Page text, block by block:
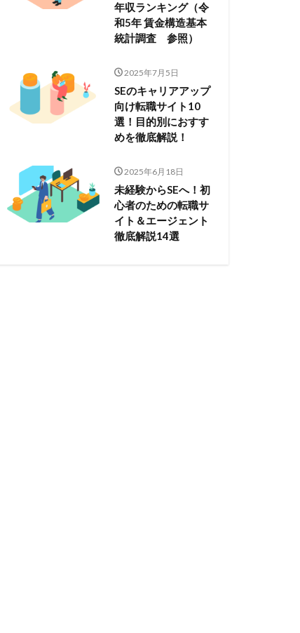
年収ランキング（令
和5年 賃金構造基本
統計調査 参照）
2025年7月5日
SEのキャリアアップ
向け転職サイト10
選！目的別におすす
めを徹底解説！
2025年6月18日
未経験からSEへ！初
心者のための転職サ
イト＆エージェント
徹底解説14選